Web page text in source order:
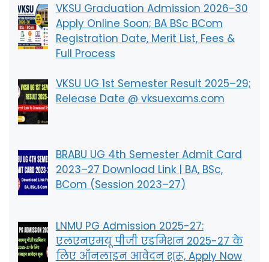
VKSU Graduation Admission 2026-30
Apply Online Soon; BA BSc BCom
Registration Date, Merit List, Fees &
Full Process
VKSU UG 1st Semester Result 2025–29;
Release Date @ vksuexams.com
BRABU UG 4th Semester Admit Card
2023–27 Download Link | BA, BSc,
BCom (Session 2023–27)
LNMU PG Admission 2025-27:
एलएनएमयू पीजी एडमिशन 2025-27 के
लिए ऑनलाइन आवेदन शुरू, Apply Now